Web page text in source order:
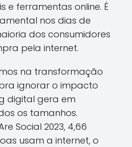
e ferramentas online. É
nos dias de
dos consumidores
pela internet.
na transformação
ignorar o impacto
digital gera em
os tamanhos.
Social 2023, 4,66
usam a internet, o